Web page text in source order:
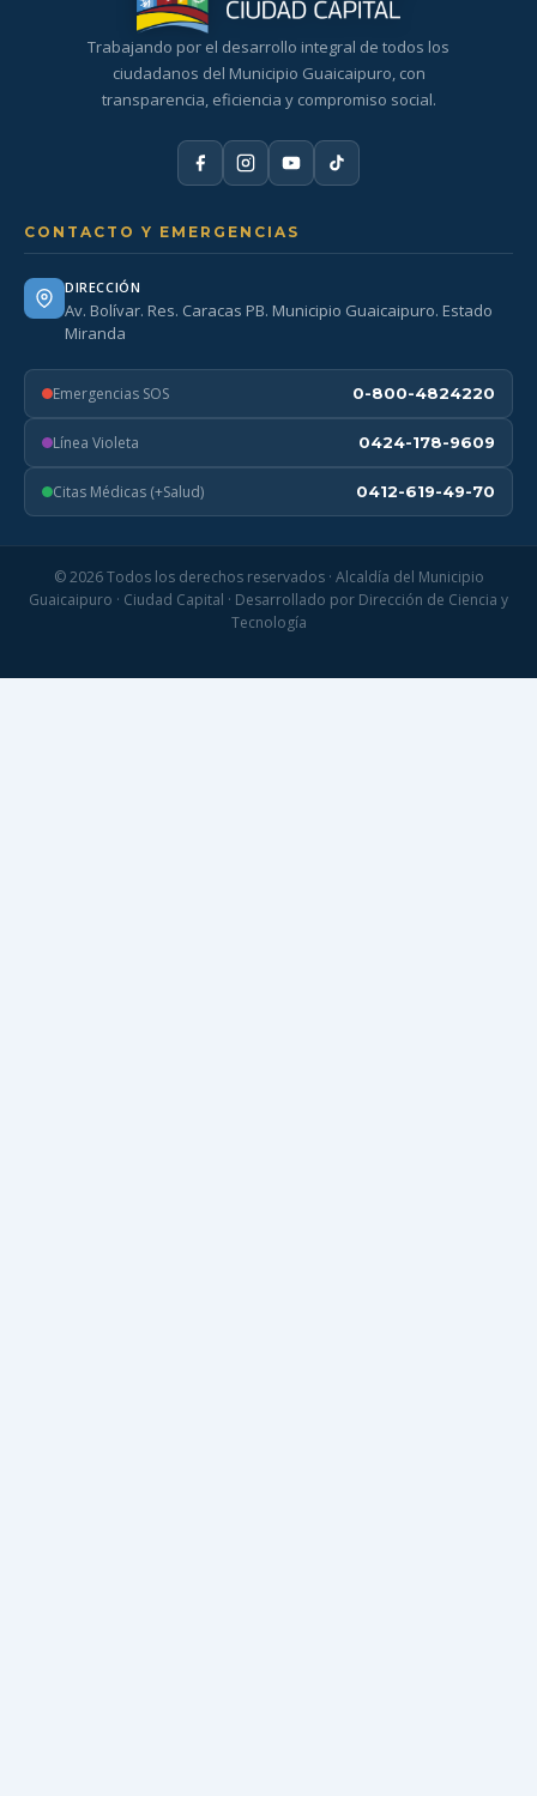
Trabajando por el desarrollo integral de todos los
ciudadanos del Municipio Guaicaipuro, con
transparencia, eficiencia y compromiso social.
CONTACTO Y EMERGENCIAS
DIRECCIÓN
Av. Bolívar. Res. Caracas PB. Municipio Guaicaipuro. Estado
Miranda
Emergencias SOS 0-800-4824220
Línea Violeta 0424-178-9609
Citas Médicas (+Salud) 0412-619-49-70
© 2026 Todos los derechos reservados · Alcaldía del Municipio
Guaicaipuro · Ciudad Capital · Desarrollado por Dirección de Ciencia y
Tecnología